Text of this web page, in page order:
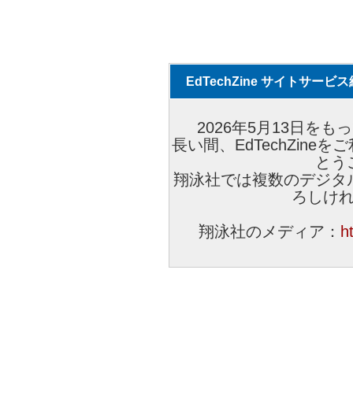
EdTechZine サイトサービス
2026年5月13日をも
長い間、EdTechZineを
とう
翔泳社では複数のデジ
ろしけ
翔泳社のメディア：